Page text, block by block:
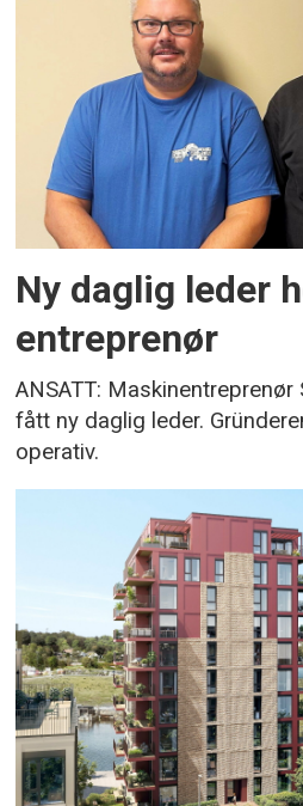
Ny daglig leder
entreprenør
ANSATT: Maskinentreprenør
fått ny daglig leder.
operativ.